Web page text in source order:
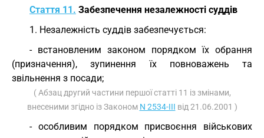
Стаття 11. Забезпечення незалежності суддів
1. Незалежність суддів забезпечується:
- встановленим законом порядком їх обрання
(призначення), зупинення їх повноважень та
звільнення з посади;
( Абзац другий частини першої статті 11 із змінами,
внесеними згідно із Законом N 2534-III від 21.06.2001 )
- особливим порядком присвоєння військових